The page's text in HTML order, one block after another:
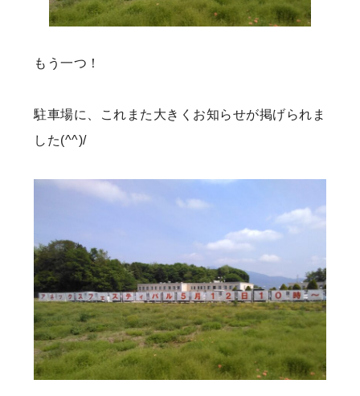
もう一つ！
駐車場に、これまた大きくお知らせが掲げられま
した(^^)/